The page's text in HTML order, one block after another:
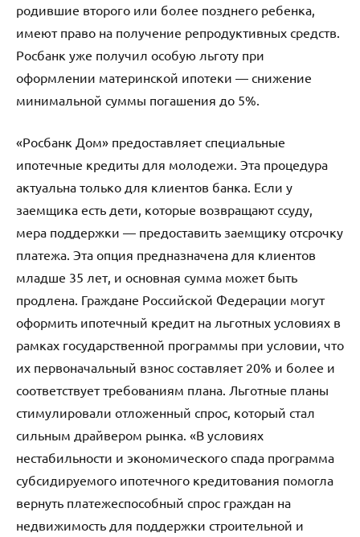
родившие второго или более позднего ребенка,
имеют право на получение репродуктивных средств.
Росбанк уже получил особую льготу при
оформлении материнской ипотеки — снижение
минимальной суммы погашения до 5%.
«Росбанк Дом» предоставляет специальные
ипотечные кредиты для молодежи. Эта процедура
актуальна только для клиентов банка. Если у
заемщика есть дети, которые возвращают ссуду,
мера поддержки — предоставить заемщику отсрочку
платежа. Эта опция предназначена для клиентов
младше 35 лет, и основная сумма может быть
продлена. Граждане Российской Федерации могут
оформить ипотечный кредит на льготных условиях в
рамках государственной программы при условии, что
их первоначальный взнос составляет 20% и более и
соответствует требованиям плана. Льготные планы
стимулировали отложенный спрос, который стал
сильным драйвером рынка. «В условиях
нестабильности и экономического спада программа
субсидируемого ипотечного кредитования помогла
вернуть платежеспособный спрос граждан на
недвижимость для поддержки строительной и